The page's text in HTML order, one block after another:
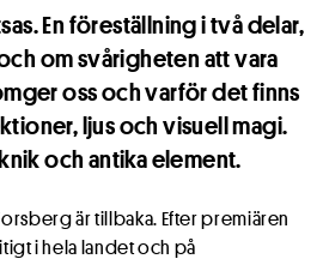
En föreställning i två delar,
om svårigheten att vara
oss och varför det finns
ljus och visuell magi.
och antika element.
är tillbaka. Efter premiären
i hela landet och på